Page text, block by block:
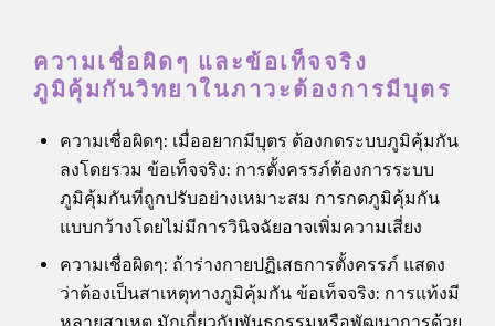
ความเชื่อผิดๆ และข้อเท็จจริง
ภูมิคุ้มกันวิทยาในภาวะต้องการมีบุตร
ความเชื่อผิดๆ: เมื่ออยากมีบุตร ต้องกดระบบภูมิคุ้มกัน
ลงโดยรวม ข้อเท็จจริง: การตั้งครรภ์ต้องการระบบ
ภูมิคุ้มกันที่ถูกปรับอย่างเหมาะสม การกดภูมิคุ้มกัน
แบบกว้างโดยไม่มีการวินิจฉัยอาจเพิ่มความเสี่ยง
ความเชื่อผิดๆ: ถ้าร่างกายปฏิเสธการตั้งครรภ์ แสดง
ว่าต้องเป็นสาเหตุทางภูมิคุ้มกัน ข้อเท็จจริง: การแท้งมี
หลายสาเหตุ มักเกี่ยวกับพันธุกรรมหรือพัฒนาการด้วย